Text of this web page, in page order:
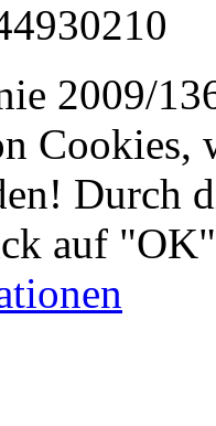
2009/
Cookies,
Durch
auf